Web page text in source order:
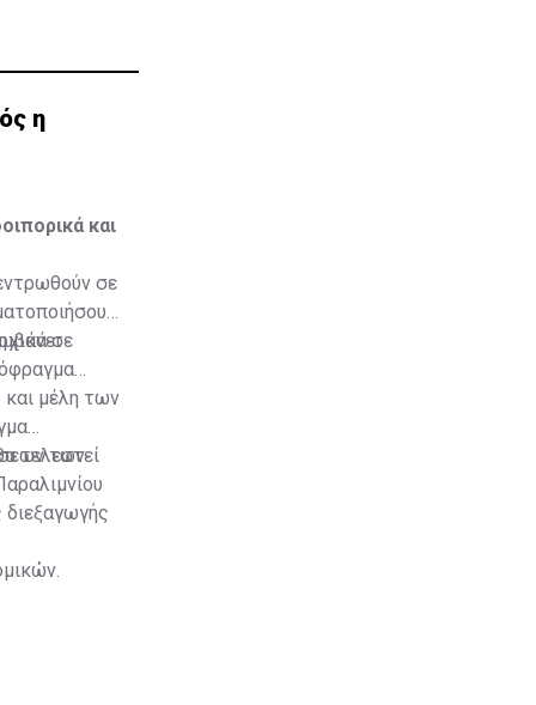
η
και
σε
σε
μέλη των
τελεστεί
των
διεξαγωγής